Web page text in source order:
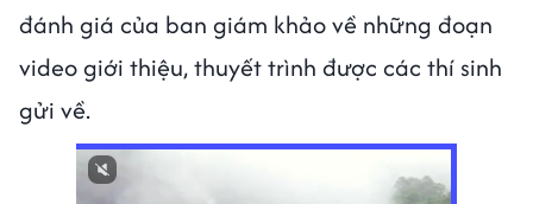
đánh giá của ban giám khảo về những đoạn
video giới thiệu, thuyết trình được các thí sinh
gửi về.